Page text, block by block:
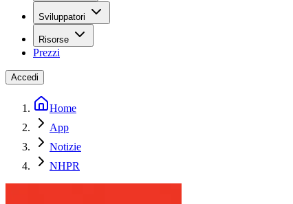
Sviluppatori
Risorse
Prezzi
Accedi
Home
App
Notizie
NHPR